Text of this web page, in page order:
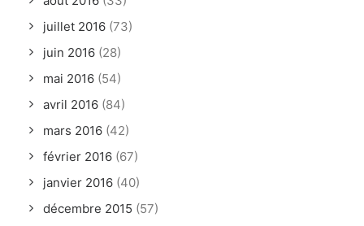
juillet 2016 (73)
juin 2016 (28)
mai 2016 (54)
avril 2016 (84)
mars 2016 (42)
février 2016 (67)
janvier 2016 (40)
décembre 2015 (57)